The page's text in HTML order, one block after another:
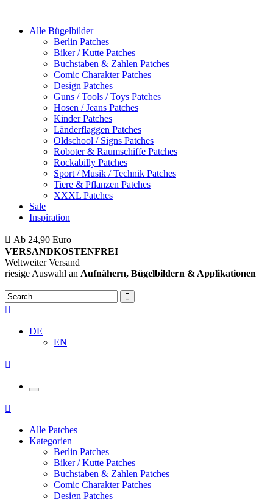
Alle Bügelbilder
Berlin Patches
Biker / Kutte Patches
Buchstaben & Zahlen Patches
Comic Charakter Patches
Design Patches
Guns / Tools / Toys Patches
Hosen / Jeans Patches
Kinder Patches
Länderflaggen Patches
Oldschool / Signs Patches
Roboter & Raumschiffe Patches
Rockabilly Patches
Sport / Musik / Technik Patches
Tiere & Pflanzen Patches
XXXL Patches
Sale
Inspiration
Ab 24,90 Euro
VERSANDKOSTENFREI
Weltweiter Versand
riesige Auswahl an Aufnähern, Bügelbildern & Applikationen
DE
EN
Alle Patches
Kategorien
Berlin Patches
Biker / Kutte Patches
Buchstaben & Zahlen Patches
Comic Charakter Patches
Design Patches